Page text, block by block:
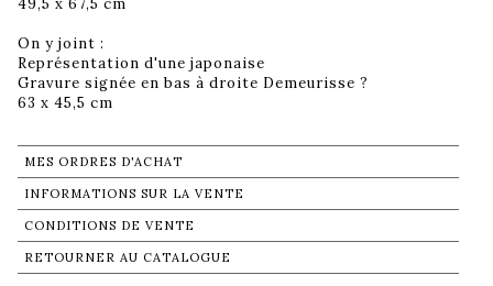
On y joint :
Représentation d'une japonaise
Gravure signée en bas à droite Demeurisse ?
63 x 45,5 cm
MES ORDRES D'ACHAT
INFORMATIONS SUR LA VENTE
CONDITIONS DE VENTE
RETOURNER AU CATALOGUE